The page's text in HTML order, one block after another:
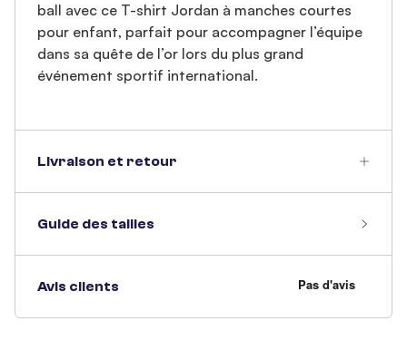
ball avec ce T-shirt Jordan à manches courtes
pour enfant, parfait pour accompagner l’équipe
dans sa quête de l’or lors du plus grand
événement sportif international.
Livraison et retour
Guide des tailles
Avis clients